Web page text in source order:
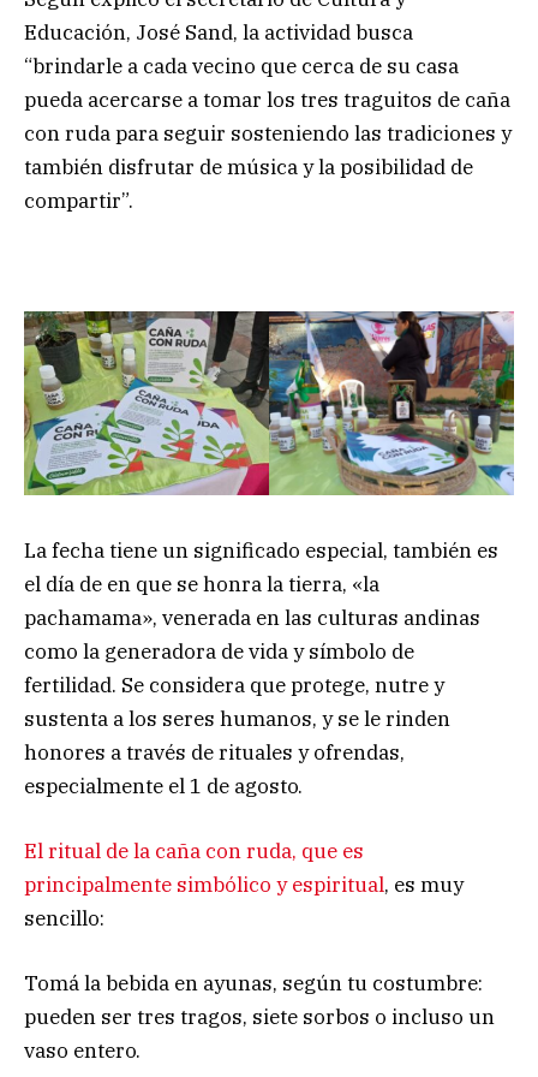
Educación, José Sand, la actividad busca
“brindarle a cada vecino que cerca de su casa
pueda acercarse a tomar los tres traguitos de caña
con ruda para seguir sosteniendo las tradiciones y
también disfrutar de música y la posibilidad de
compartir”.
La fecha tiene un significado especial, también es
el día de en que se honra la tierra, «la
pachamama», venerada en las culturas andinas
como la generadora de vida y símbolo de
fertilidad. Se considera que protege, nutre y
sustenta a los seres humanos, y se le rinden
honores a través de rituales y ofrendas,
especialmente el 1 de agosto.
El ritual de la caña con ruda, que es
principalmente simbólico y espiritual, es muy
sencillo:
Tomá la bebida en ayunas, según tu costumbre:
pueden ser tres tragos, siete sorbos o incluso un
vaso entero.